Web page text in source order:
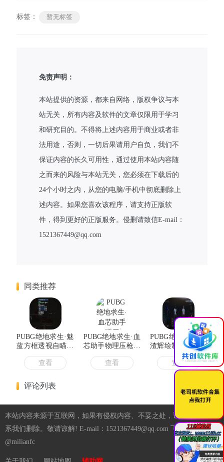
标签： 暂无标签
免责声明：
本站提供的资源，都来自网络，版权争议与本
站无关，所有内容及软件的文章仅限用于学习
和研究目的。不得将上述内容用于商业或者非
法用途，否则，一切后果请用户自负，我们不
保证内容的长久可用性，通过使用本站内容随
之而来的风险与本站无关，您必须在下载后的
24个小时之内，从您的电脑/手机中彻底删除上
述内容。如果您喜欢该程序，请支持正版软
件，得到更好的正版服务。侵删请致信E-mail：
1521367449@qq.com
同类推荐
PUBG绝地求生·魅
蓝方框透视自瞄辅
查看
PUBG绝地求生·血
芯助手物理压枪血
雾追踪 v2.23
查看
PUBG绝地求生·渣
渣辉绘制自瞄辅助
v10.19
查看
评论列表
本站内容来源于互联网，如果有侵权内容、不妥之处，请第一时间联
系我们删除。敬请谅解! E-mail：1521367449@qq.com 飞机：
@milianfc